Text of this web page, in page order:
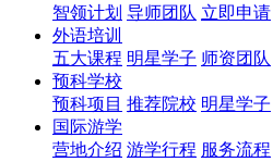
智领计划 导师团队 立即申请
外语培训
五大课程 明星学子 师资团队
预科学校
预科项目 推荐院校 明星学子
国际游学
营地介绍 游学行程 服务流程